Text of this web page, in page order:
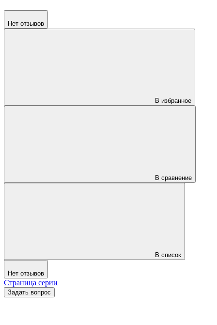
Нет отзывов
В избранное
В сравнение
В список
Нет отзывов
Страница серии
Задать вопрос